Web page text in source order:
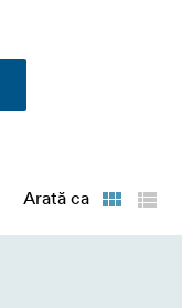
Arată ca